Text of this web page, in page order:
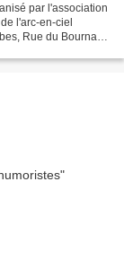
par l'association
l'arc-en-ciel
Rue du Bournard,